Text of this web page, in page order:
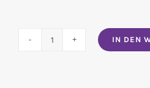
MaschenweltIN DEN